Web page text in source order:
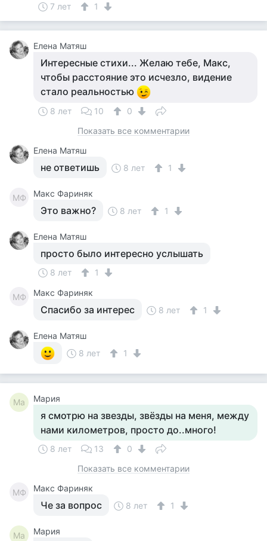
7 лет 1
Елена Матяш
Интересные стихи... Желаю тебе, Макс,
чтобы расстояние это исчезло, видение
стало реальностью
8 лет 10
0
Показать все комментарии
Елена Матяш
не ответишь 8 лет 1
МФ Макс Фариняк
Это важно? 8 лет 1
Елена Матяш
просто было интересно услышать
8 лет 1
МФ Макс Фариняк
Спасибо за интерес 8 лет 1
Елена Матяш
8 лет
1
Ма Мария
я смотрю на звезды, звёзды на меня, между
нами километров, просто до..много!
8 лет 13
0
Показать все комментарии
МФ Макс Фариняк
Че за вопрос 8 лет 1
Ма Мария